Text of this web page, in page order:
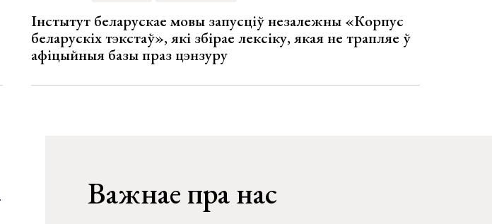
Інстытут беларускае мовы запусціў незалежны «Корпус
беларускіх тэкстаў», які збірае лексіку, якая не трапляе ў
афіцыйныя базы праз цэнзуру
Важнае пра нас